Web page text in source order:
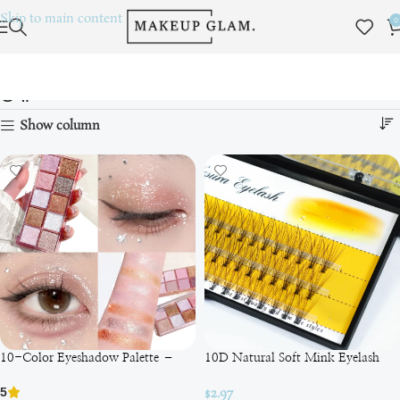
Skip to main content 0
Очі
Show column
10-Color Eyeshadow Palette –
жінки
5
10D Natural Soft Mink Eyelash
$2.97